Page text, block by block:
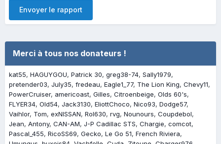
Envoyer le rapport
Merci à tous nos donateurs !
kat55 HAGUYGOU Patrick 30 greg38-74 Sally1979
pretender03 July35 fredeau Eagle1_77 The Lion King Chevy11
PowerCruiser americoast Gilles Citroenbeige Olds 60's
FLYER34 Old54 Jack3130 EliottChoco Nico93 Dodge57
Vaihlor Tom exNISSAN Rol630 rvg Nounours Coupdebol
Jean Antony CAN-AM J-P Cadillac STS Chargie comcot
Pascal_455 RicoSS69 Gecko Le Go 51 French Riviera